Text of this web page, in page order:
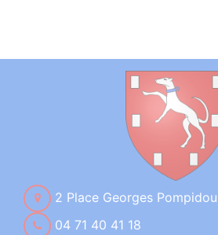
2 Place Georges
04 71 40 41 18